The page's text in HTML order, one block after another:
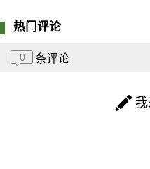
热门评论
0 条评论